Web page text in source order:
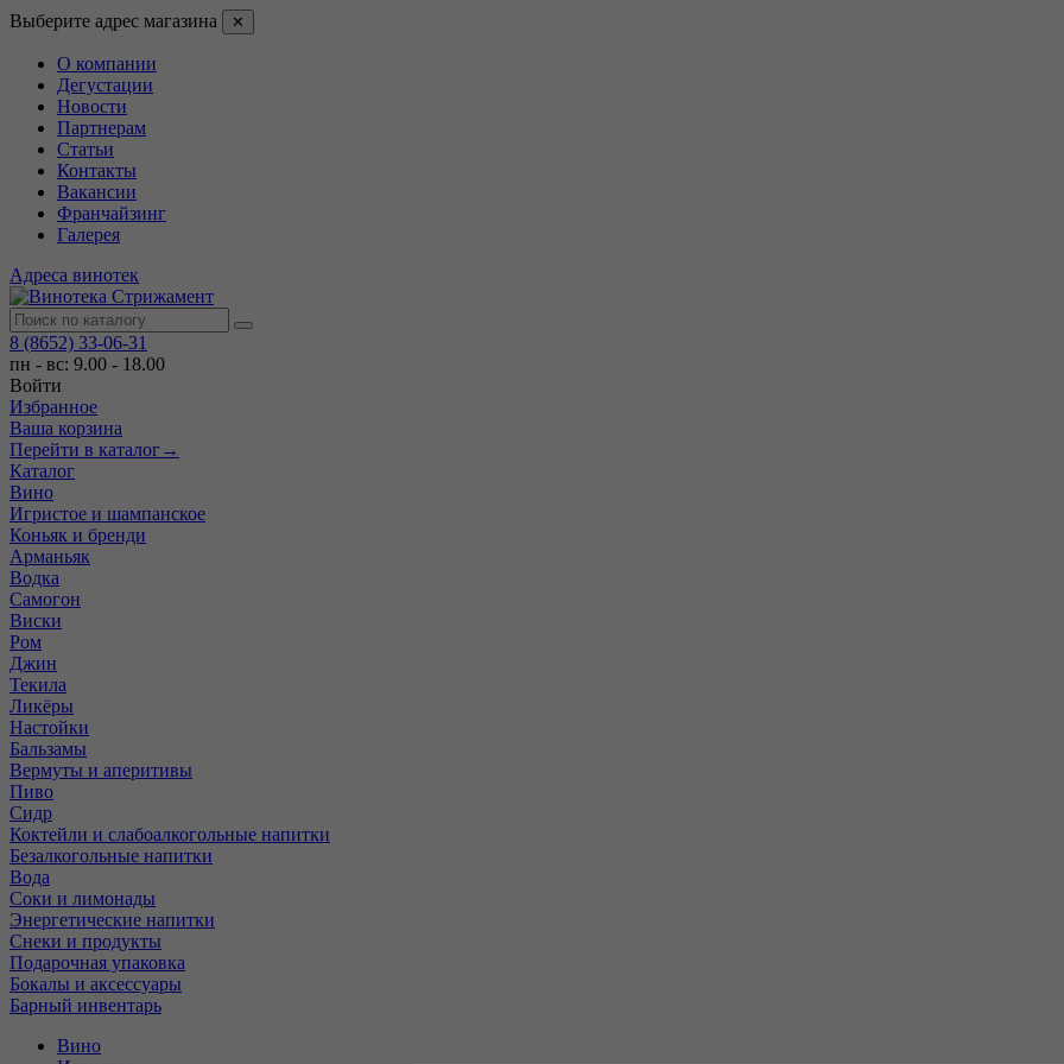
Выберите адрес магазина ✕
О компании
Дегустации
Новости
Партнерам
Статьи
Контакты
Вакансии
Франчайзинг
Галерея
Адреса винотек
8 (8652) 33-06-31
пн - вс: 9.00 - 18.00
Войти
Избранное
Ваша корзина
Перейти в каталог →
Каталог
Вино
Игристое и шампанское
Коньяк и бренди
Арманьяк
Водка
Самогон
Виски
Ром
Джин
Текила
Ликёры
Настойки
Бальзамы
Вермуты и аперитивы
Пиво
Сидр
Коктейли и слабоалкогольные напитки
Безалкогольные напитки
Вода
Соки и лимонады
Энергетические напитки
Снеки и продукты
Подарочная упаковка
Бокалы и аксессуары
Барный инвентарь
Вино